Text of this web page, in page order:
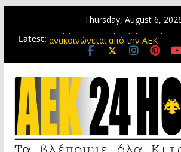
Thursday, August 6,
Latest: Ενεργοποιείται η συμφωνία με
ανακοινώνεται από την ΑΕΚ
Φιλικό στο ΝΑΟ με Athens
Το μεσημέρι της Πέμπτης η ΑΕΚ
Βιτάλις
Επιστρέφει η Κ17 της ΑΕΚ στην
σειρά φιλικά στην Αττική
Περνάει ιατρικές εξετάσεις και
Βιτάλις από την ΑΕΚ